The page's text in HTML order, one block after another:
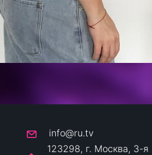
info@ru.tv
123298, г. Москва, 3-я